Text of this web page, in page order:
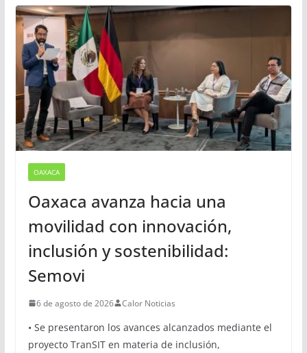
OAXACA
Oaxaca avanza hacia una
movilidad con innovación,
inclusión y sostenibilidad:
Semovi
6 de agosto de 2026 Calor Noticias
• Se presentaron los avances alcanzados mediante el
proyecto TranSIT en materia de inclusión,